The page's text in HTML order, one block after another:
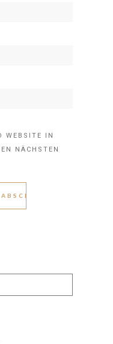
WEBSITE IN
NÄCHSTEN